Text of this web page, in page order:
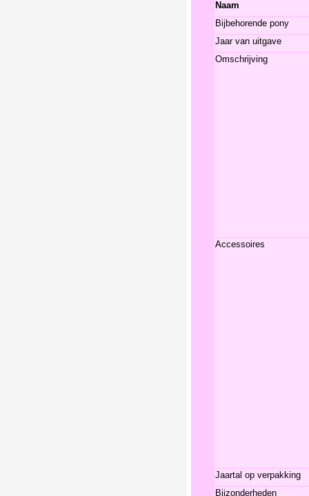
Naam
Bijbehorende pony
Jaar van uitgave
Omschrijving
Accessoires
Jaartal op verpakking
Bijzonderheden